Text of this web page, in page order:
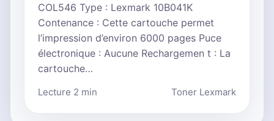
COL546 Type : Lexmark 10B041K
Contenance : Cette cartouche permet
l’impression d’environ 6000 pages Puce
électronique : Aucune Rechargemen t : La
cartouche…
Lecture 2 min Toner Lexmark